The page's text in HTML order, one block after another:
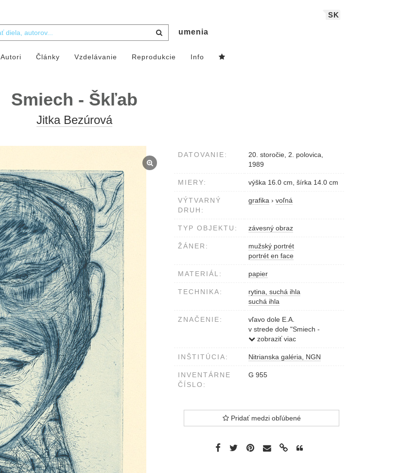
SK
umenia
Autori Články Vzdelávanie Reprodukcie Info
Smiech - Škľab
Jitka Bezúrová
DATOVANIE:
20. storočie, 2. polovica,
1989
MIERY: výška 16.0 cm, šírka 14.0 cm
VÝTVARNÝ
DRUH:
grafika › voľná
TYP OBJEKTU: závesný obraz
ŽÁNER:
mužský portrét
portrét en face
MATERIÁL: papier
TECHNIKA:
rytina, suchá ihla
suchá ihla
ZNAČENIE:
vľavo dole E.A.
v strede dole "Smiech -
Škľab" Hlavy IV.
zobraziť viac
INŠTITÚCIA: Nitrianska galéria, NGN
INVENTÁRNE
ČÍSLO:
G 955
Pridať medzi obľúbené